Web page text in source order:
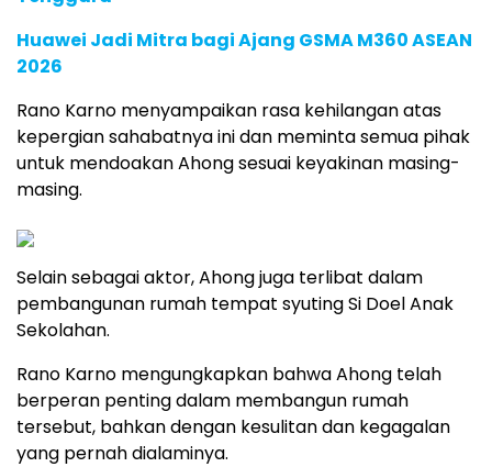
Huawei Jadi Mitra bagi Ajang GSMA M360 ASEAN
2026
Rano Karno menyampaikan rasa kehilangan atas
kepergian sahabatnya ini dan meminta semua pihak
untuk mendoakan Ahong sesuai keyakinan masing-
masing.
Selain sebagai aktor, Ahong juga terlibat dalam
pembangunan rumah tempat syuting Si Doel Anak
Sekolahan.
Rano Karno mengungkapkan bahwa Ahong telah
berperan penting dalam membangun rumah
tersebut, bahkan dengan kesulitan dan kegagalan
yang pernah dialaminya.